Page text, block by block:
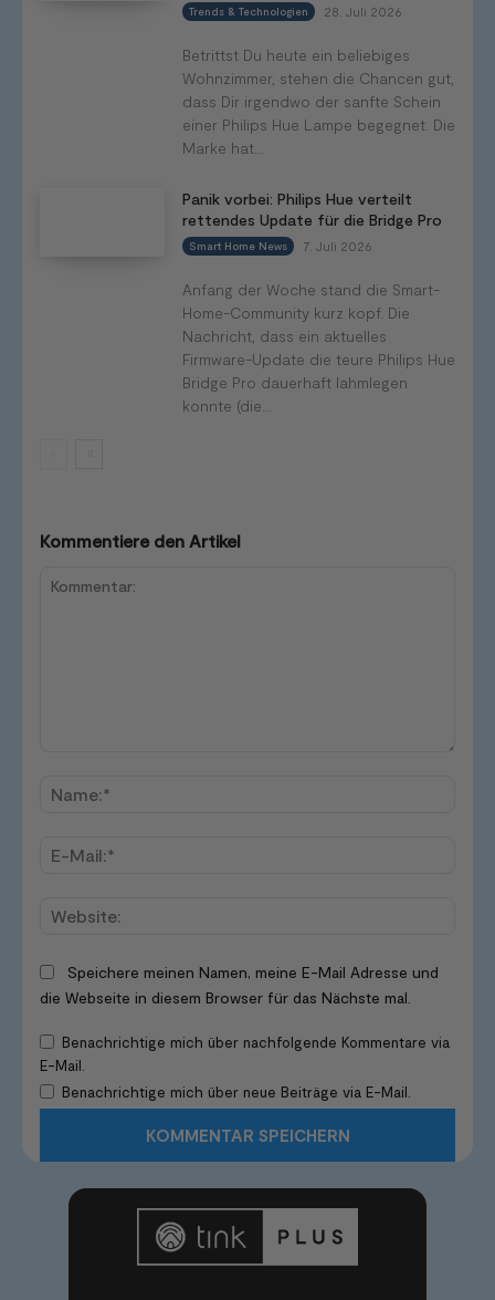
Trends & Technologien 28. Juli 2026
Betrittst Du heute ein beliebiges
Wohnzimmer, stehen die Chancen gut,
dass Dir irgendwo der sanfte Schein
einer Philips Hue Lampe begegnet. Die
Marke hat...
Panik vorbei: Philips Hue verteilt
rettendes Update für die Bridge Pro
Smart Home News 7. Juli 2026
Anfang der Woche stand die Smart-
Home-Community kurz kopf. Die
Nachricht, dass ein aktuelles
Firmware-Update die teure Philips Hue
Bridge Pro dauerhaft lahmlegen
konnte (die...
Kommentiere den Artikel
Speichere meinen Namen, meine E-Mail Adresse und
die Webseite in diesem Browser für das Nächste mal.
Benachrichtige mich über nachfolgende Kommentare via
E-Mail.
Benachrichtige mich über neue Beiträge via E-Mail.